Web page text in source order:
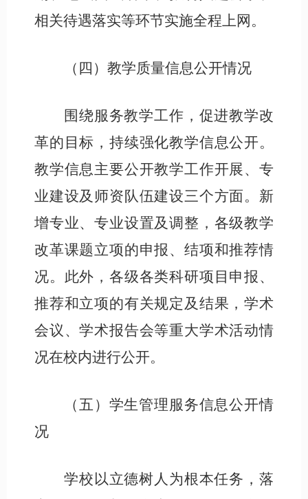
相关待遇落实等环节实施全程上网 。
（ 四 ）教学质量信息公开情况
围绕服务教学工作，促进教学改
革的目标，持续强化教学信息公开。
教学信息主要公开教学工作开展、专
业建设及师资队伍建设三个方面。新
增专业、专业设置及调整，各级教学
改革课题立项的申报、结项和推荐情
况。此外，各级各类科研项目申报、
推荐和立项的有关规定及结果，学术
会议、学术报告会等重大学术活动情
况在校内进行公开。
（五 ）学生管理服务信息公开情
况
学校以立德树人为根本任务， 落